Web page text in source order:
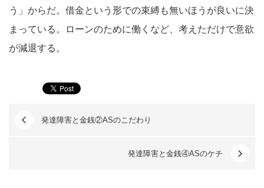
う」からだ。借金という形での束縛も無いほうが良いに決
まっている。ローンのために働くなど、考えただけで意欲
が減退する。
発達障害と金銭②ASのこだわり
発達障害と金銭④ASのケチ